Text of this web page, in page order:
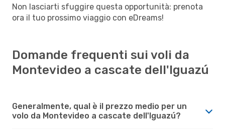
Non lasciarti sfuggire questa opportunità: prenota
ora il tuo prossimo viaggio con eDreams!
Domande frequenti sui voli da
Montevideo a cascate dell'Iguazú
Generalmente, qual è il prezzo medio per un
volo da Montevideo a cascate dell'Iguazú?